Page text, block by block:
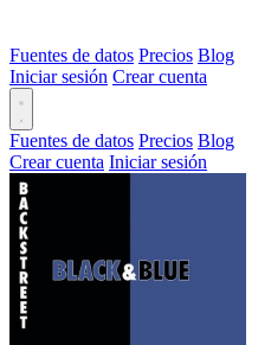
Fuentes de datos Precios Blog
Iniciar sesión Crear cuenta
Fuentes de datos Precios Blog
Crear cuenta Iniciar sesión